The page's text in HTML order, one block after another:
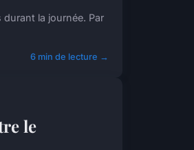
la journée. Par
6 min de lecture →
le